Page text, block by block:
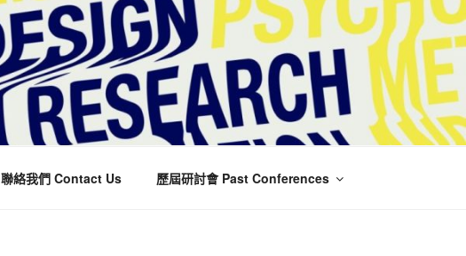
聯絡我們 Contact Us 歷屆研討會 Past Conferences